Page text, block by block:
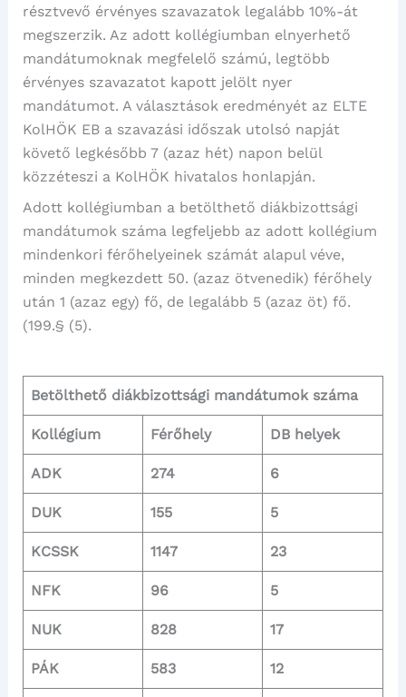
résztvevő érvényes szavazatok legalább 10%-át
megszerzik. Az adott kollégiumban elnyerhető
mandátumoknak megfelelő számú, legtöbb
érvényes szavazatot kapott jelölt nyer
mandátumot. A választások eredményét az ELTE
KolHÖK EB a szavazási időszak utolsó napját
követő legkésőbb 7 (azaz hét) napon belül
közzéteszi a KolHÖK hivatalos honlapján.
Adott kollégiumban a betölthető diákbizottsági
mandátumok száma legfeljebb az adott kollégium
mindenkori férőhelyeinek számát alapul véve,
minden megkezdett 50. (azaz ötvenedik) férőhely
után 1 (azaz egy) fő, de legalább 5 (azaz öt) fő.
(199.§ (5).
Betölthető diákbizottsági mandátumok száma
Kollégium Férőhely DB helyek
ADK 274 6
DUK 155 5
KCSSK 1147 23
NFK 96 5
NUK 828 17
PÁK 583 12